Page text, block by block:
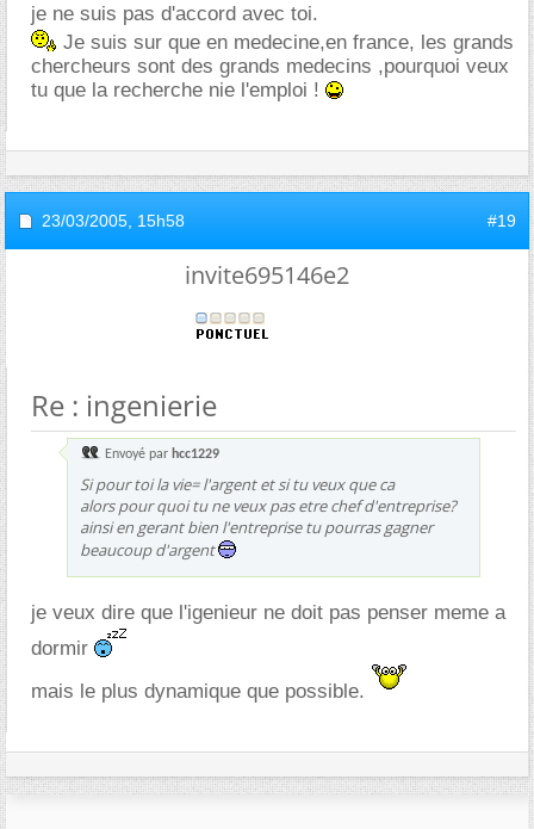
je ne suis pas d'accord avec toi.
Je suis sur que en medecine,en france, les grands
chercheurs sont des grands medecins ,pourquoi veux
tu que la recherche nie l'emploi !
23/03/2005, 15h58 #19
invite695146e2
Re : ingenierie
Envoyé par hcc1229
Si pour toi la vie= l'argent et si tu veux que ca
alors pour quoi tu ne veux pas etre chef d'entreprise?
ainsi en gerant bien l'entreprise tu pourras gagner
beaucoup d'argent
je veux dire que l'igenieur ne doit pas penser meme a
dormir
mais le plus dynamique que possible.